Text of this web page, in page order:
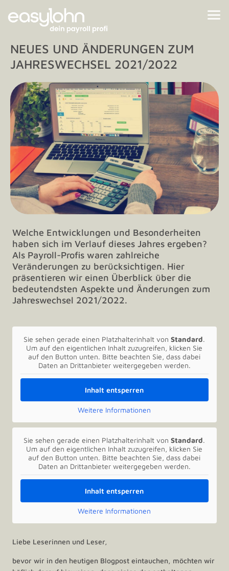
NEUES UND ÄNDERUNGEN ZUM
JAHRESWECHSEL 2021/2022
Welche Entwicklungen und Besonderheiten
haben sich im Verlauf dieses Jahres ergeben?
Als Payroll-Profis waren zahlreiche
Veränderungen zu berücksichtigen. Hier
präsentieren wir einen Überblick über die
bedeutendsten Aspekte und Änderungen zum
Jahreswechsel 2021/2022.
Sie sehen gerade einen Platzhalterinhalt vonStandard.
Um auf den eigentlichen Inhalt zuzugreifen, klicken Sie
auf den Button unten. Bitte beachten Sie, dass dabei
Daten an Drittanbieter weitergegeben werden.
Inhalt entsperren
Weitere Informationen
Sie sehen gerade einen Platzhalterinhalt vonStandard.
Um auf den eigentlichen Inhalt zuzugreifen, klicken Sie
auf den Button unten. Bitte beachten Sie, dass dabei
Daten an Drittanbieter weitergegeben werden.
Inhalt entsperren
Weitere Informationen
Liebe Leserinnen und Leser,
bevor wir in den heutigen Blogpost eintauchen, möchten wir